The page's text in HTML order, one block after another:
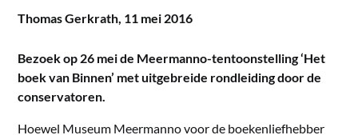
Thomas Gerkrath, 11 mei 2016
Bezoek op 26 mei de Meermanno-tentoonstelling ‘Het
boek van Binnen’ met uitgebreide rondleiding door de
conservatoren.
Hoewel Museum Meermanno voor de boekenliefhebber